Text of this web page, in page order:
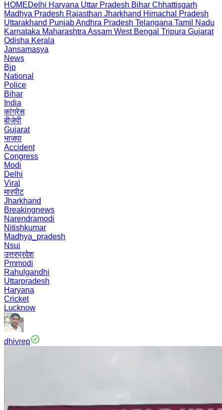
HOMEDelhi Haryana Uttar Pradesh Bihar Chhattisgarh
Madhya Pradesh Rajasthan Jharkhand Himachal Pradesh
Uttarakhand PunjabAndhra Pradesh Telangana Tamil Nadu
Karnataka Maharashtra Assam West Bengal Tripura Gujarat
Odisha Kerala
Jansamasya
News
Bjp
National
Police
Bihar
India
कांग्रेस
बीजेपी
Gujarat
भाजपा
Accident
Congress
Modi
Delhi
Viral
मारपीट
Jharkhand
Breakingnews
Narendramodi
Nitishkumar
Madhya_pradesh
Nsui
उत्तरप्रदेश
Pmmodi
Rahulgandhi
Uttarpradesh
Haryana
Cricket
Lucknow
dhivrep